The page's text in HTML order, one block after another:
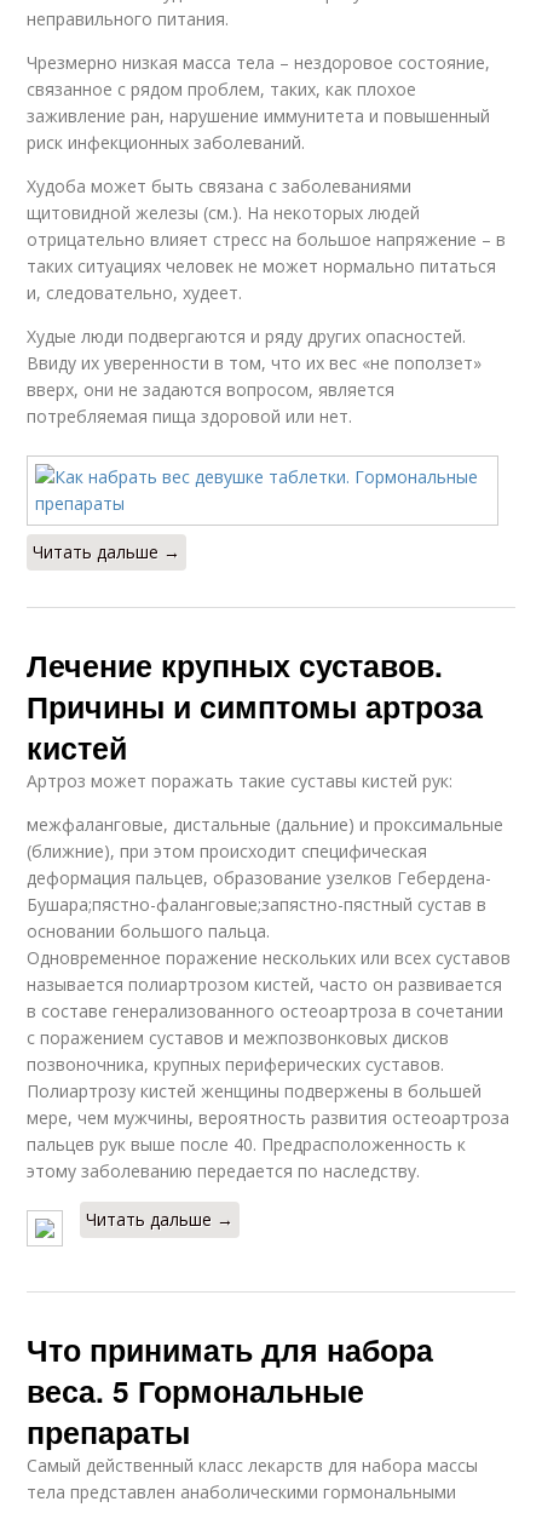
неправильного питания.
Чрезмерно низкая масса тела – нездоровое состояние,
связанное с рядом проблем, таких, как плохое
заживление ран, нарушение иммунитета и повышенный
риск инфекционных заболеваний.
Худоба может быть связана с заболеваниями
щитовидной железы (см.). На некоторых людей
отрицательно влияет стресс на большое напряжение – в
таких ситуациях человек не может нормально питаться
и, следовательно, худеет.
Худые люди подвергаются и ряду других опасностей.
Ввиду их уверенности в том, что их вес «не поползет»
вверх, они не задаются вопросом, является
потребляемая пища здоровой или нет.
Читать дальше →
Лечение крупных суставов.
Причины и симптомы артроза
кистей
Артроз может поражать такие суставы кистей рук:
межфаланговые, дистальные (дальние) и проксимальные
(ближние), при этом происходит специфическая
деформация пальцев, образование узелков Гебердена-
Бушара;пястно-фаланговые;запястно-пястный сустав в
основании большого пальца.
Одновременное поражение нескольких или всех суставов
называется полиартрозом кистей, часто он развивается
в составе генерализованного остеоартроза в сочетании
с поражением суставов и межпозвонковых дисков
позвоночника, крупных периферических суставов.
Полиартрозу кистей женщины подвержены в большей
мере, чем мужчины, вероятность развития остеоартроза
пальцев рук выше после 40. Предрасположенность к
этому заболеванию передается по наследству.
Читать дальше →
Что принимать для набора
веса. 5 Гормональные
препараты
Самый действенный класс лекарств для набора массы
тела представлен анаболическими гормональными